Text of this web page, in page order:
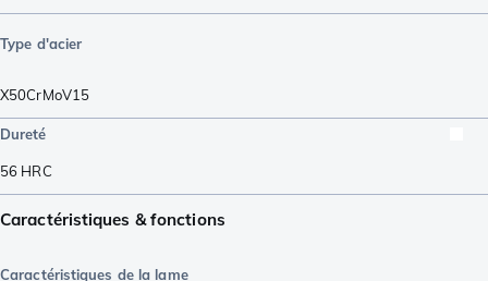
Type d'acier
X50CrMoV15
Dureté
56 HRC
Caractéristiques & fonctions
Caractéristiques de la lame